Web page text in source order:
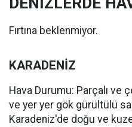
Fırtına beklenmiyor.
KARADENİZ
Hava Durumu: Parçalı ve
ve yer yer gök gürültülü
Karadeniz'de doğu ve